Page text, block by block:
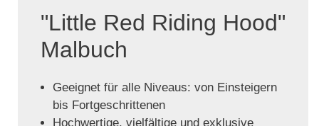
"Little Red Riding Hood"
Malbuch
Geeignet für alle Niveaus: von Einsteigern
bis Fortgeschrittenen
Hochwertige, vielfältige und exklusive